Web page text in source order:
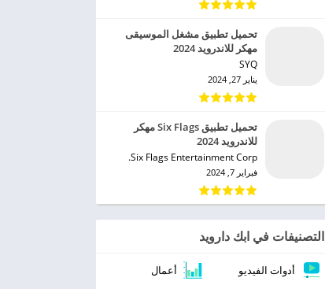
تحميل تطبيق مشغل الموسيقى
مهكر للاندرويد 2024
SYQ‏
يناير 27, 2024
تحميل تطبيق Six Flags مهكر
للاندرويد 2024
Six Flags Entertainment Corp.‏
فبراير 7, 2024
التصنيفات في ابك دارويد
أدوات الفيديو أعمال